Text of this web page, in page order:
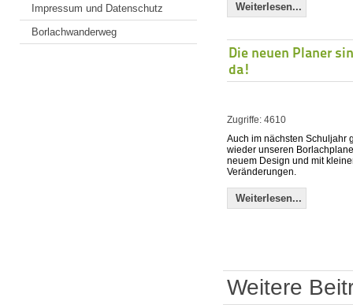
Impressum und Datenschutz
Borlachwanderweg
Weiterlesen...
Die neuen Planer
da!
Zugriffe: 4610
Auch im nächsten Schuljahr
wieder unseren
neuem Design und mit
Veränderungen.
Weiterlesen...
Weitere